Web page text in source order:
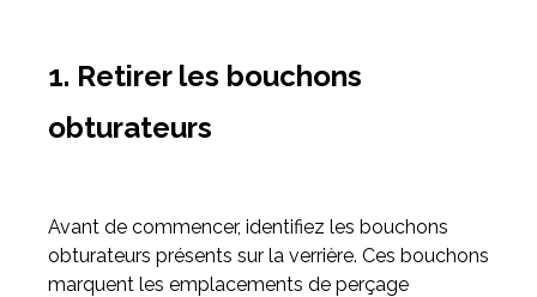
1. Retirer les bouchons
obturateurs
Avant de commencer, identifiez les bouchons
obturateurs présents sur la verrière. Ces bouchons
marquent les emplacements de perçage